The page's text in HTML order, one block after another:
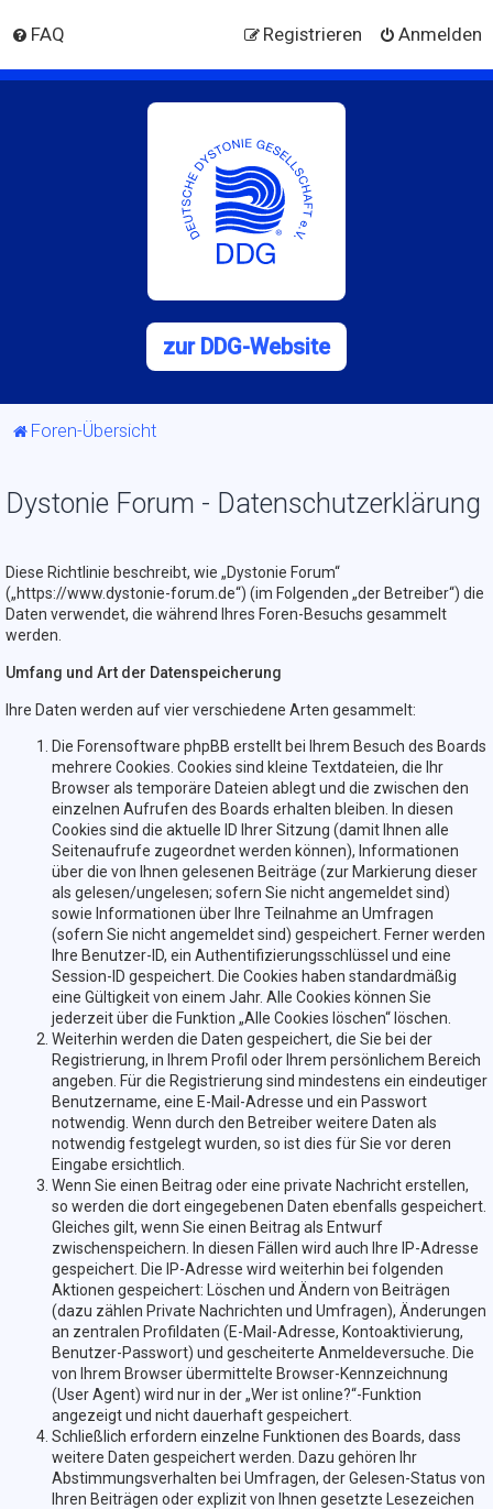
FAQ Anmelden
Registrieren
zur DDG-Website
Foren-Übersicht
Dystonie Forum - Datenschutzerklärung
Diese Richtlinie beschreibt, wie „Dystonie Forum“
(„https://www.dystonie-forum.de“) (im Folgenden „der Betreiber“) die
Daten verwendet, die während Ihres Foren-Besuchs gesammelt
werden.
Umfang und Art der Datenspeicherung
Ihre Daten werden auf vier verschiedene Arten gesammelt:
Die Forensoftware phpBB erstellt bei Ihrem Besuch des Boards
mehrere Cookies. Cookies sind kleine Textdateien, die Ihr
Browser als temporäre Dateien ablegt und die zwischen den
einzelnen Aufrufen des Boards erhalten bleiben. In diesen
Cookies sind die aktuelle ID Ihrer Sitzung (damit Ihnen alle
Seitenaufrufe zugeordnet werden können), Informationen
über die von Ihnen gelesenen Beiträge (zur Markierung dieser
als gelesen/ungelesen; sofern Sie nicht angemeldet sind)
sowie Informationen über Ihre Teilnahme an Umfragen
(sofern Sie nicht angemeldet sind) gespeichert. Ferner werden
Ihre Benutzer-ID, ein Authentifizierungsschlüssel und eine
Session-ID gespeichert. Die Cookies haben standardmäßig
eine Gültigkeit von einem Jahr. Alle Cookies können Sie
jederzeit über die Funktion „Alle Cookies löschen“ löschen.
Weiterhin werden die Daten gespeichert, die Sie bei der
Registrierung, in Ihrem Profil oder Ihrem persönlichem Bereich
angeben. Für die Registrierung sind mindestens ein eindeutiger
Benutzername, eine E-Mail-Adresse und ein Passwort
notwendig. Wenn durch den Betreiber weitere Daten als
notwendig festgelegt wurden, so ist dies für Sie vor deren
Eingabe ersichtlich.
Wenn Sie einen Beitrag oder eine private Nachricht erstellen,
so werden die dort eingegebenen Daten ebenfalls gespeichert.
Gleiches gilt, wenn Sie einen Beitrag als Entwurf
zwischenspeichern. In diesen Fällen wird auch Ihre IP-Adresse
gespeichert. Die IP-Adresse wird weiterhin bei folgenden
Aktionen gespeichert: Löschen und Ändern von Beiträgen
(dazu zählen Private Nachrichten und Umfragen), Änderungen
an zentralen Profildaten (E-Mail-Adresse, Kontoaktivierung,
Benutzer-Passwort) und gescheiterte Anmeldeversuche. Die
von Ihrem Browser übermittelte Browser-Kennzeichnung
(User Agent) wird nur in der „Wer ist online?“-Funktion
angezeigt und nicht dauerhaft gespeichert.
Schließlich erfordern einzelne Funktionen des Boards, dass
weitere Daten gespeichert werden. Dazu gehören Ihr
Abstimmungsverhalten bei Umfragen, der Gelesen-Status von
Ihren Beiträgen oder explizit von Ihnen gesetzte Lesezeichen